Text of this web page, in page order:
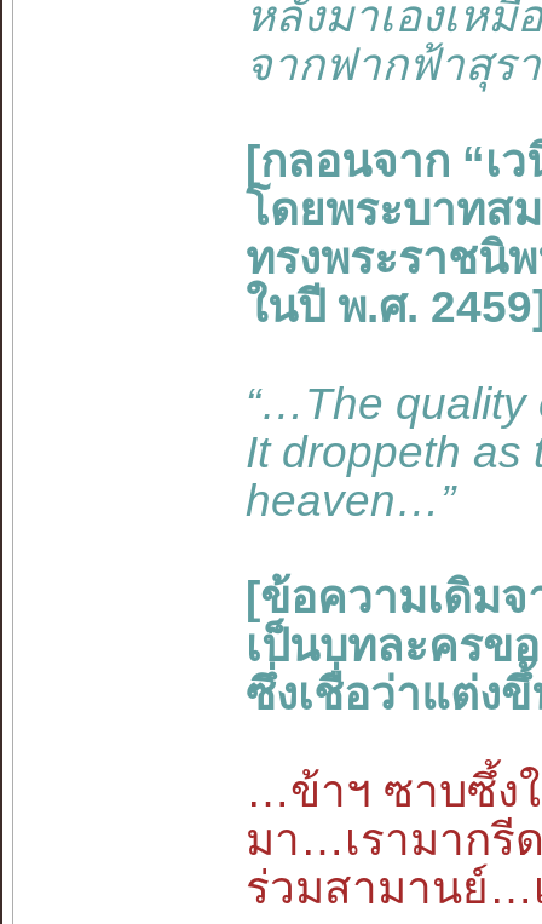
หลั่งมาเองเห
จากฟากฟ้าสุ
[กลอนจาก “เ
โดยพระบาทส
ทรงพระราชนิ
ในปี พ.ศ.
“…The quality
It droppeth as
heaven…”
[ข้อความเดิม
เป็นบทละครข
ซึ่งเชื่อว่าแต่ง
…ข้าฯ ซาบซึ้ง
มา…เรามากรี
ร่วมสามานย์…